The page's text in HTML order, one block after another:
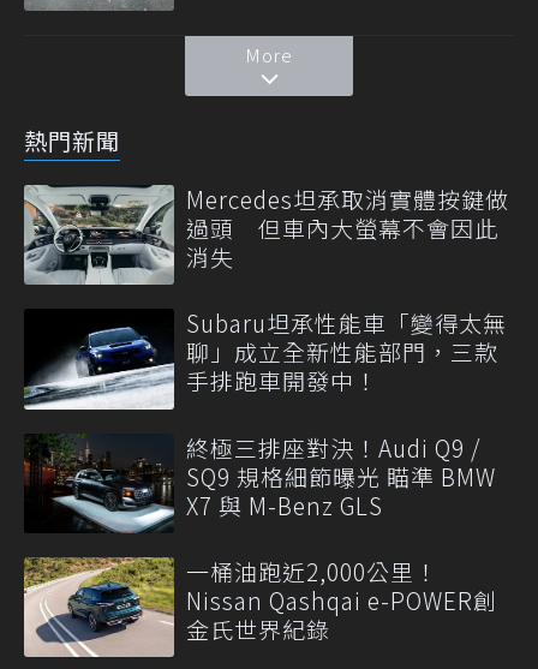
More
熱門新聞
Mercedes坦承取消實體按鍵做
過頭 但車內大螢幕不會因此
消失
Subaru坦承性能車「變得太無
聊」成立全新性能部門，三款
手排跑車開發中！
終極三排座對決！Audi Q9 /
SQ9 規格細節曝光 瞄準 BMW
X7 與 M-Benz GLS
一桶油跑近2,000公里！
Nissan Qashqai e-POWER創
金氏世界紀錄